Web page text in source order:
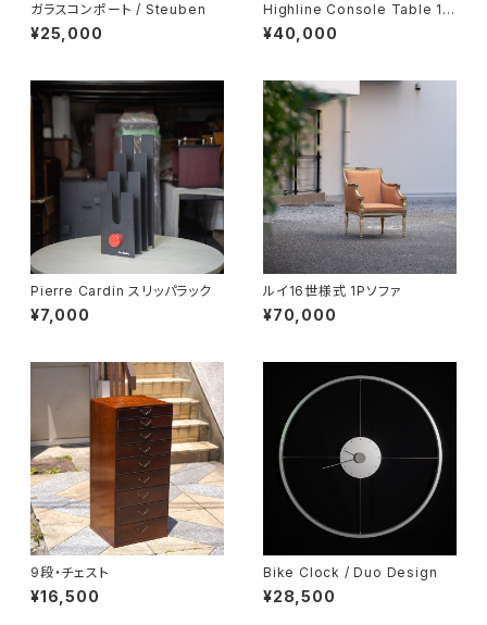
ガラスコンポート / Steuben
¥25,000
Highline Console Table 18
0
¥40,000
Pierre Cardin スリッパラック
¥7,000
ルイ16世様式 1Pソファ
¥70,000
9段・チェスト
¥16,500
Bike Clock / Duo Design
¥28,500